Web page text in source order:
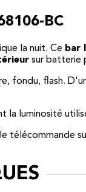
BC
la nuit. Ce bar
sur batterie
fondu, flash.
la luminosité
télécommande